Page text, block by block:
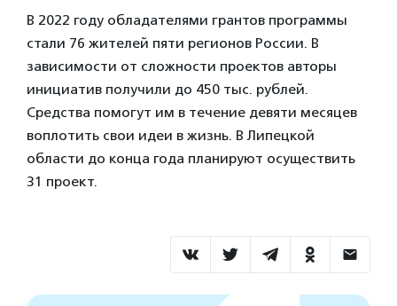
В 2022 году обладателями грантов программы
стали 76 жителей пяти регионов России. В
зависимости от сложности проектов авторы
инициатив получили до 450 тыс. рублей.
Средства помогут им в течение девяти месяцев
воплотить свои идеи в жизнь. В Липецкой
области до конца года планируют осуществить
31 проект.